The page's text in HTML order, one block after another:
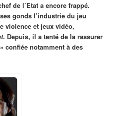
de l’Etat a encore frappé.
gonds l’industrie du jeu
violence et jeux vidéo,
. Depuis, il a tenté de la rassurer
confiée notamment à des